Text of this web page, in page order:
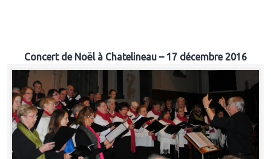
Concert de Noël à Chatelineau – 17 décembre 2016